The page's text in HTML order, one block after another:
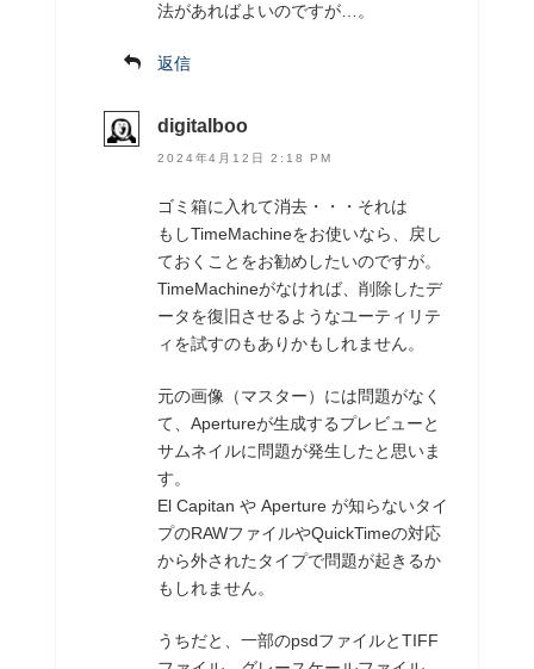
法があればよいのですが…。
返信
digitalboo
2024年4月12日 2:18 PM
ゴミ箱に入れて消去・・・それは
もしTimeMachineをお使いなら、戻し
ておくことをお勧めしたいのですが。
TimeMachineがなければ、削除したデ
ータを復旧させるようなユーティリテ
ィを試すのもありかもしれません。
元の画像（マスター）には問題がなく
て、Apertureが生成するプレビューと
サムネイルに問題が発生したと思いま
す。
El Capitan や Aperture が知らないタイ
プのRAWファイルやQuickTimeの対応
から外されたタイプで問題が起きるか
もしれません。
うちだと、一部のpsdファイルとTIFF